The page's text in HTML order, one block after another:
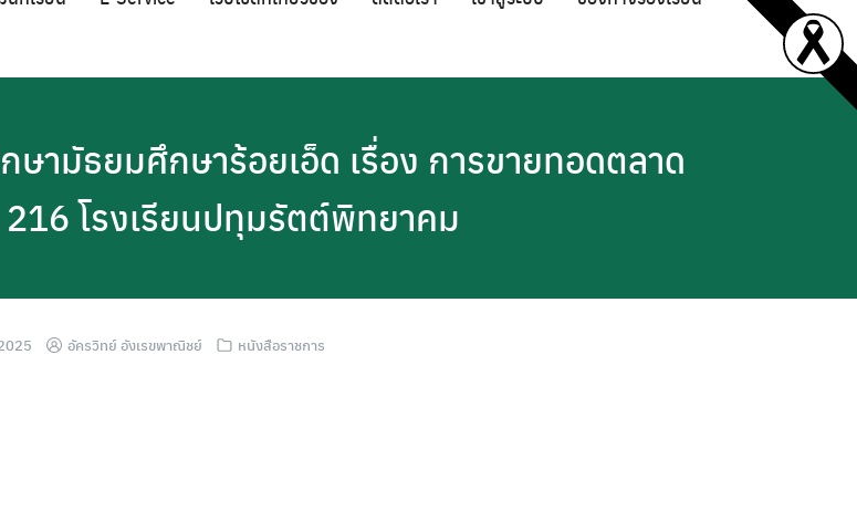
ามัธยมศึกษาร้อยเอ็ด เรื่อง การขายทอดตลาด
216 โรงเรียนปทุมรัตต์พิทยาคม
อัครวิทย์ อังเรขพาณิชย์ หนังสือราชการ